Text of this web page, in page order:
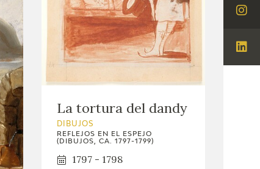
La tortura del dandy
DIBUJOS
REFLEJOS EN EL ESPEJO
(DIBUJOS, CA. 1797-1799)
1797 - 1798